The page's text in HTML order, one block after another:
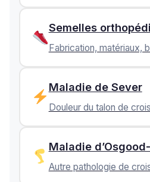
Semelles
Fabrication, matériaux,
Maladie de Sever
Douleur du talon de
Maladie
Autre pathologie de